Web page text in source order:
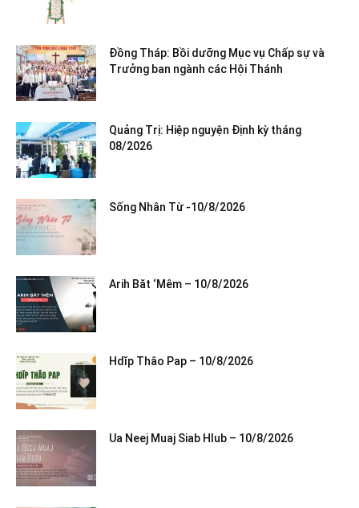
Đồng Tháp: Bồi dưỡng Mục vụ Chấp sự và
Trưởng ban ngành các Hội Thánh
Quảng Trị: Hiệp nguyện Định kỳ tháng
08/2026
Sống Nhân Từ -10/8/2026
Arih Băt ‘Mêm – 10/8/2026
Hdĭp Thâo Pap – 10/8/2026
Ua Neej Muaj Siab Hlub – 10/8/2026